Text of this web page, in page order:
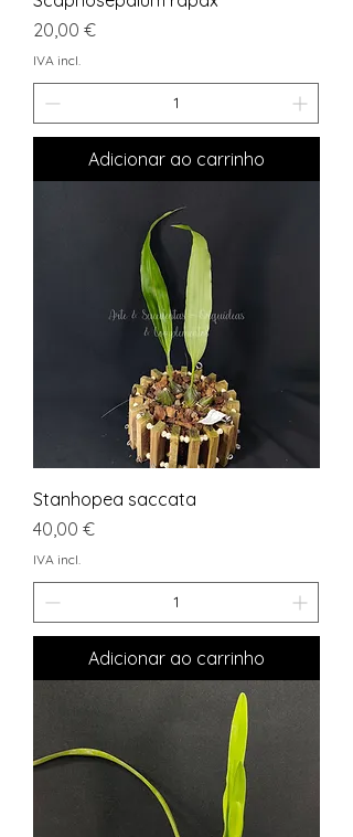
Preço
20,00 €
IVA incl.
Adicionar ao carrinho
Stanhopea saccata
Preço
40,00 €
IVA incl.
Adicionar ao carrinho